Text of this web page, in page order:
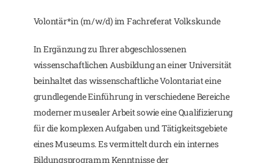
Volontär*in (m/w/d) im Fachreferat Volkskunde
In Ergänzung zu Ihrer abgeschlossenen
wissenschaftlichen Ausbildung an einer Universität
beinhaltet das wissenschaftliche Volontariat eine
grundlegende Einführung in verschiedene Bereiche
moderner musealer Arbeit sowie eine Qualifizierung
für die komplexen Aufgaben und Tätigkeitsgebiete
eines Museums. Es vermittelt durch ein internes
Bildungsprogramm Kenntnisse der